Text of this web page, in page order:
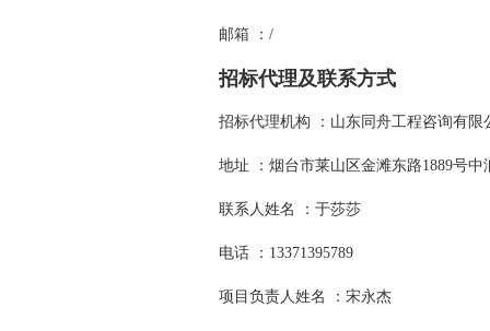
邮箱 ：/
招标代理及联系方式
招标代理机构 ：山东同舟工程咨询有限
地址 ：烟台市莱山区金滩东路1889号中
联系人姓名 ：于莎莎
电话 ：13371395789
项目负责人姓名 ：宋永杰